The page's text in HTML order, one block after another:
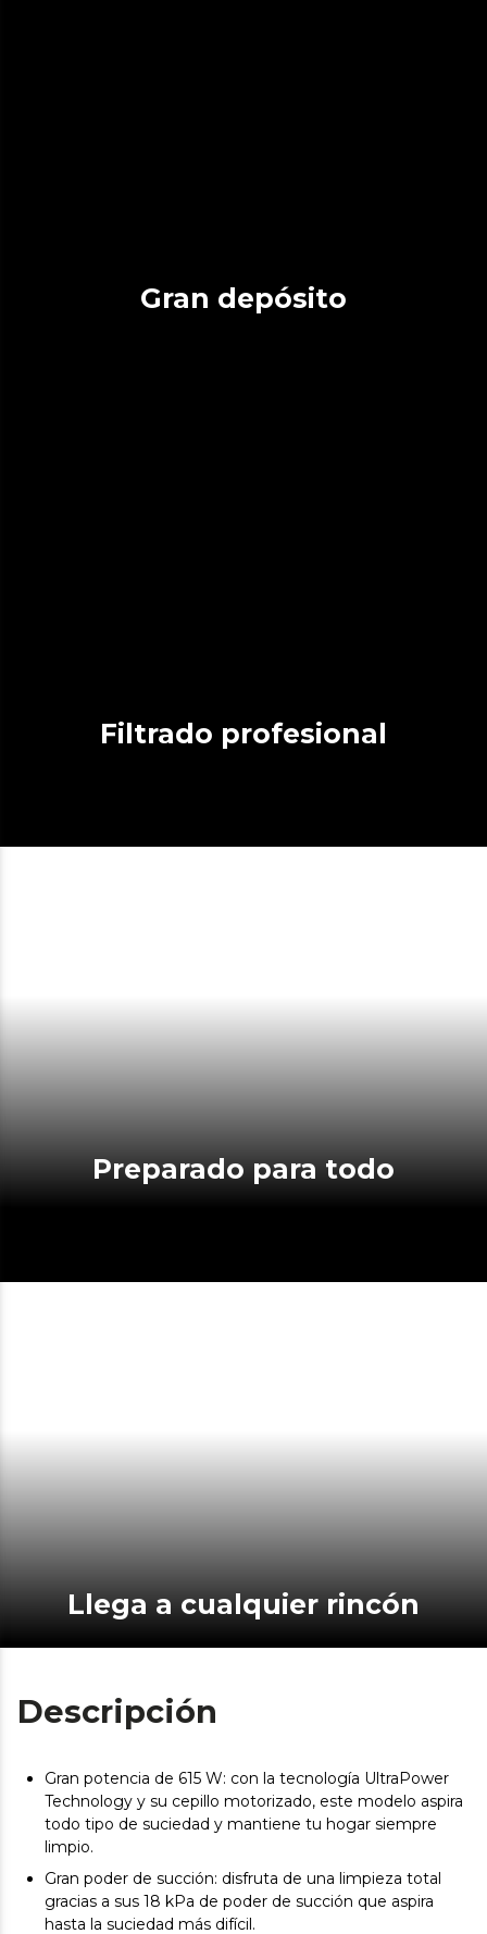
Gran depósito
Filtrado profesional
Preparado para todo
Llega a cualquier rincón
Descripción
Gran potencia de 615 W: con la tecnología UltraPower
Technology y su cepillo motorizado, este modelo aspira
todo tipo de suciedad y mantiene tu hogar siempre
limpio.
Gran poder de succión: disfruta de una limpieza total
gracias a sus 18 kPa de poder de succión que aspira
hasta la suciedad más difícil.